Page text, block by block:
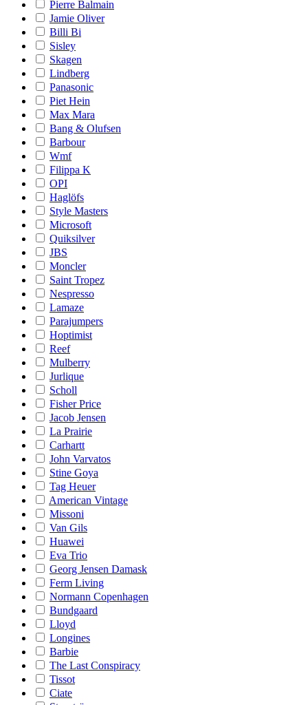
Pierre Balmain
Jamie Oliver
Billi Bi
Sisley
Skagen
Lindberg
Panasonic
Piet Hein
Max Mara
Bang & Olufsen
Barbour
Wmf
Filippa K
OPI
Haglöfs
Style Masters
Microsoft
Quiksilver
JBS
Moncler
Saint Tropez
Nespresso
Lamaze
Parajumpers
Hoptimist
Reef
Mulberry
Jurlique
Scholl
Fisher Price
Jacob Jensen
La Prairie
Carhartt
John Varvatos
Stine Goya
Tag Heuer
American Vintage
Missoni
Van Gils
Huawei
Eva Trio
Georg Jensen Damask
Ferm Living
Normann Copenhagen
Bundgaard
Lloyd
Longines
Barbie
The Last Conspiracy
Tissot
Ciate